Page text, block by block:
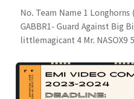
No. Team Name 1 Longhorns
GABBR1- Guard Against Big
littlemagicant 4 Mr. NASOX9